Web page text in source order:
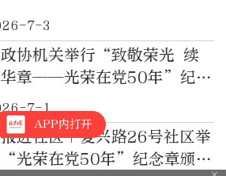
7-3
协机关举行“致敬荣光 续
章——光荣在党50年”纪念
发仪式
7-1
进社区｜复兴路26号社区举
光荣在党50年”纪念章颁发
APP内打开